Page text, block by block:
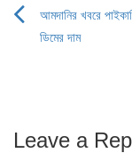
Post
আমদানির খবরে
ডিমের দাম
Leave a